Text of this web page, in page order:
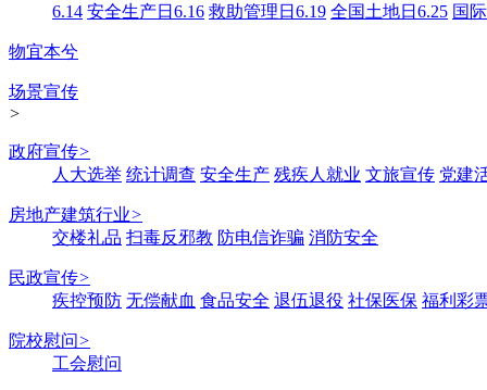
6.14 安全生产日6.16 救助管理日6.19 全国土地日6.25 国
物宜本兮
场景宣传
>
政府宣传>
人大选举 统计调查 安全生产 残疾人就业 文旅宣传 党建
房地产建筑行业>
交楼礼品 扫毒反邪教 防电信诈骗 消防安全
民政宣传>
疾控预防 无偿献血 食品安全 退伍退役 社保医保 福利彩
院校慰问>
工会慰问